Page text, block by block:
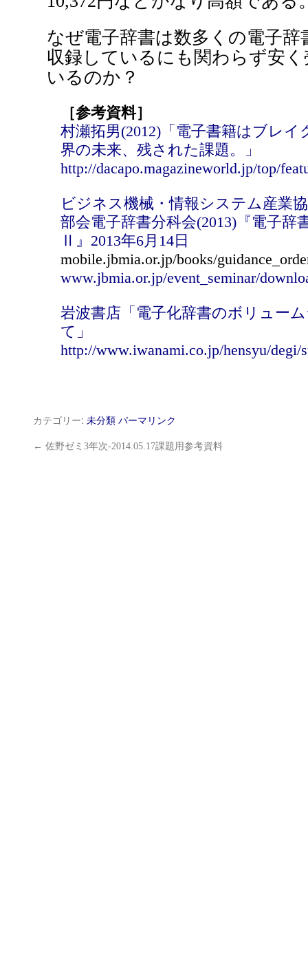
なぜ電子辞書は数多くの電子辞
収録しているにも関わらず安
いるのか？
［参考資料］
村瀬拓男(2012)「電子書籍はブレ
界の未来、残された課題。」
http://dacapo.magazineworld.jp/top/
ビジネス機械・情報システム産業
部会電子辞書分科会(2013)『電子辞
Ⅱ』2013年6月14日
mobile.jbmia.or.jp/books/
www.jbmia.or.jp/event_seminar/
岩波書店「電子化辞書のボリュー
て」
http://www.iwanami.co.jp/hensyu/degi/
カテゴリー: 未分類パーマリンク
← 佐野ゼミ3年次-2014.05.17課題用参考資料